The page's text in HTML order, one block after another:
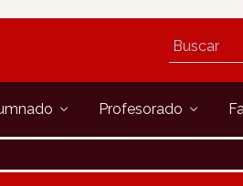
Profesorado